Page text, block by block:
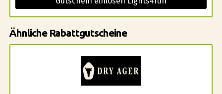
Ähnliche Rabattgutscheine